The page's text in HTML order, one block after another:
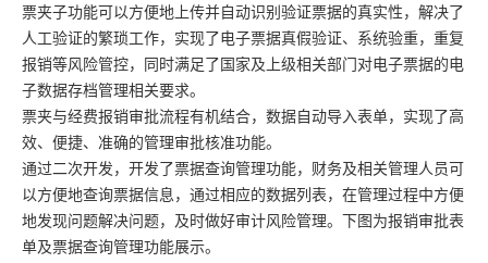
票夹子功能可以方便地上传并自动识别验证票据的真实性，解决了
人工验证的繁琐工作，实现了电子票据真假验证、系统验重，重复
报销等风险管控，同时满足了国家及上级相关部门对电子票据的电
子数据存档管理相关要求。
票夹与经费报销审批流程有机结合，数据自动导入表单，实现了高
效、便捷、准确的管理审批核准功能。
通过二次开发，开发了票据查询管理功能，财务及相关管理人员可
以方便地查询票据信息，通过相应的数据列表，在管理过程中方便
地发现问题解决问题，及时做好审计风险管理。下图为报销审批表
单及票据查询管理功能展示。